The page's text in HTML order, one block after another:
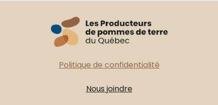
Politique de confidentialité
Nous joindre